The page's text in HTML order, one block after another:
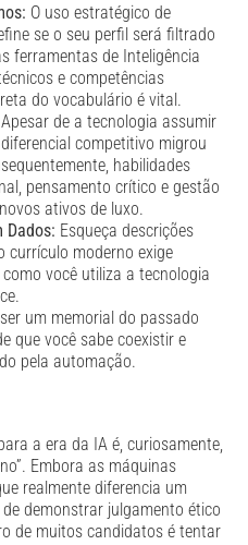
O uso estratégico de
se o seu perfil será filtrado
ferramentas de Inteligência
e competências
do vocabulário é vital.
Apesar de a tecnologia assumir
competitivo migrou
habilidades
pensamento crítico e gestão
ativos de luxo.
Dados: Esqueça descrições
currículo moderno exige
você utiliza a tecnologia
um memorial do passado
que você sabe coexistir e
pela automação.
a era da IA é, curiosamente,
Embora as máquinas
realmente diferencia um
demonstrar julgamento ético
de muitos candidatos é tentar